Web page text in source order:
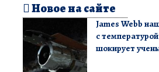
Новое на сайте
James Webb
с
шокирует